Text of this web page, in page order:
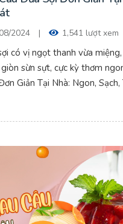
2024 | 1,541 lượt xem
có vị ngọt thanh vừa
sừn sựt, cực kỳ thơm
Giản Tại Nhà: Ngon,